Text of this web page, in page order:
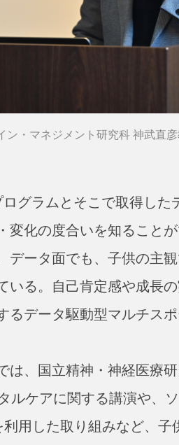
ン・マネジメント研究科 神武直
グラムとそこで取得し
変化の度合いを知ること
データ面でも、子供の主
いる。自己肯定感や成長
データ駆動型マルチスポ
は、国立精神・神経医療
ルケアに関する講演や、
利用した取り組みなど、